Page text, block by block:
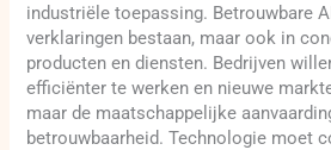
industriële toepassing. Betrouwbare
verklaringen bestaan, maar ook in
producten en diensten. Bedrijven
efficiënter te werken en nieuwe
maar de maatschappelijke
betrouwbaarheid. Technologie moet